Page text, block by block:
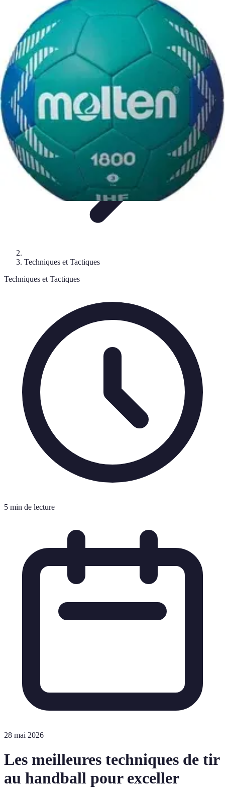
Formation et Analyse
Stratégies de jeu
Analyse et
stratégiePréparation et Entraînement Techniques et Tactiques
Le Handball
Techniques et Tactiques
Techniques et Tactiques
5 min de lecture
28 mai 2026
Les meilleures techniques de tir
au handball pour exceller